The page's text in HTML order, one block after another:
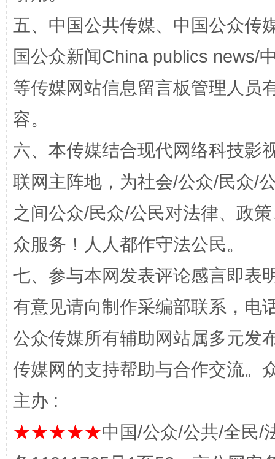
东山县通报“牛蛙产品抗生素超标问题”
千年窑火 生生不息
五、中国公共传媒、中国公众传
国公众新闻China publics news/
等传媒网站信息留言板管理人员
容。
六、本传媒结合现代网络科技影
联网主阵地，为社会/公众/民众/
之间公众/民众/公民对法律、政
众服务！人人都作守法公民。
七、参与本网发表评论感言即表
有意见请向制作采编部联系，电
公众传媒所有辅助网站属多元发
传媒网的支持帮助与合作交流。
主办 :
★★★★★中国/公众/公共/全民/